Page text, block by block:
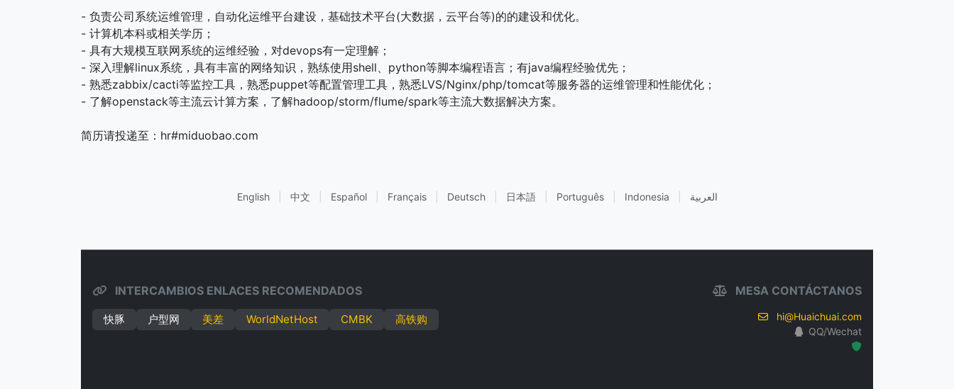
- 负责公司系统运维管理，自动化运维平台建设，基础技术平台(大数据，云平台等)的的建设和优化。
- 计算机本科或相关学历；
- 具有大规模互联网系统的运维经验，对devops有一定理解；
- 深入理解linux系统，具有丰富的网络知识，熟练使用shell、python等脚本编程语言；有java编程经验优先；
- 熟悉zabbix/cacti等监控工具，熟悉puppet等配置管理工具，熟悉LVS/Nginx/php/tomcat等服务器的运维管理和性能优化；
- 了解openstack等主流云计算方案，了解hadoop/storm/flume/spark等主流大数据解决方案。
简历请投递至：hr#miduobao.com
English 中文 Español Français Deutsch 日本語 Português Indonesia العربية
INTERCAMBIOS ENLACES RECOMENDADOS
快豚 户型网 美差 WorldNetHost CMBK 高铁购
MESA CONTÁCTANOS
hi@Huaichuai.com
QQ/Wechat